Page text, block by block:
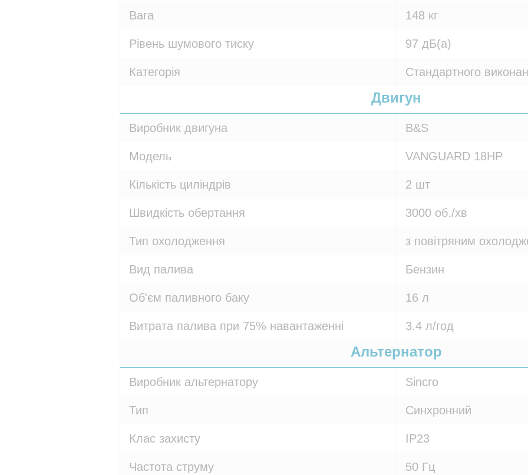
Вага 148 кг
Рівень шумового тиску 97 дБ(а)
Категорія Стандартного
Двигун
Виробник двигуна B&S
Модель VANGUARD 18HP
Кількість циліндрів 2 шт
Швидкість обертання 3000 об./хв
Тип охолодження з повітряним
Вид палива Бензин
Об'єм паливного баку 16 л
Витрата палива при 75% навантаженні 3.4 л/год
Альтернатор
Виробник альтернатору Sincro
Тип Синхронний
Клас захисту IP23
Частота струму 50 Гц